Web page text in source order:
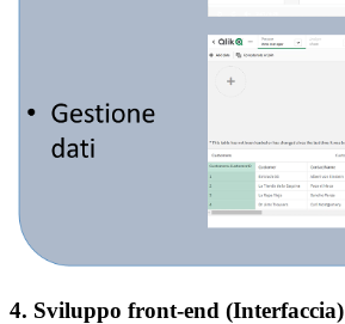
4. Sviluppo front-end (Interfaccia)